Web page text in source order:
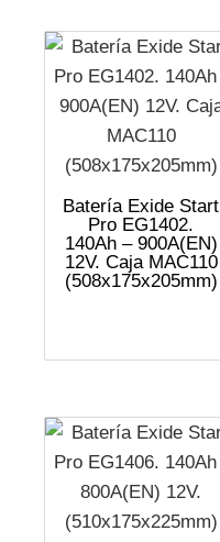
Batería Exide Start
Pro EG1402.
140Ah – 900A(EN)
12V. Caja MAC110
(508x175x205mm)